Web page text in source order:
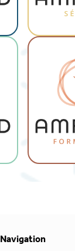
Navigation